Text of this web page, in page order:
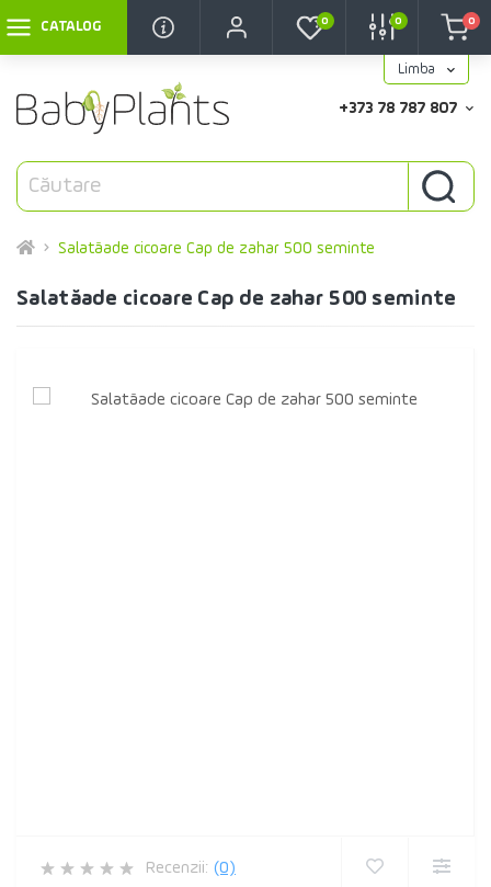
CATALOG
Limba
0 0 0
+373 78 787 807
Salatăade cicoare Cap de zahar 500 seminte
Salatăade cicoare Cap de zahar 500 seminte
Recenzii: (0)